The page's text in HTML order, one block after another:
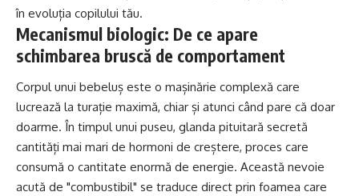
în evoluția copilului tău.
Mecanismul biologic: De ce apare
schimbarea bruscă de comportament
Corpul unui bebeluș este o mașinărie complexă care
lucrează la turație maximă, chiar și atunci când pare că doar
doarme. În timpul unui puseu, glanda pituitară secretă
cantități mai mari de hormoni de creștere, proces care
consumă o cantitate enormă de energie. Această nevoie
acută de "combustibil" se traduce direct prin foamea care